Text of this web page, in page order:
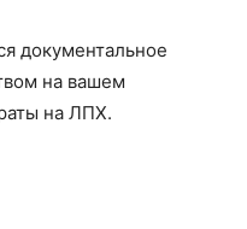
документальное
на вашем
на ЛПХ.